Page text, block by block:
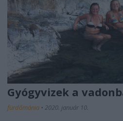
Gyógyvizek a
fürdőmánia • 2020. január 10.